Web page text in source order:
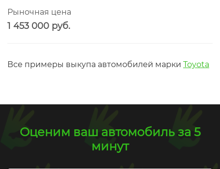
Рыночная цена
1 453 000 руб.
Все примеры выкупа автомобилей марки Toyota
Оценим ваш автомобиль за 5
минут